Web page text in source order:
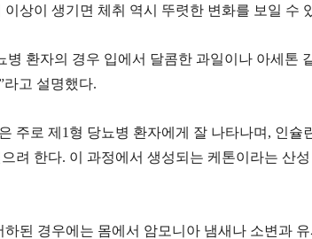
상이 생기면 체취 역시 뚜렷한 변화를 보일 수
병 환자의 경우 입에서 달콤한 과일이나 아세톤
라고 설명했다.
주로 제1형 당뇨병 환자에게 잘 나타나며, 인
려 한다. 이 과정에서 생성되는 케톤이라는 산
하된 경우에는 몸에서 암모니아 냄새나 소변과